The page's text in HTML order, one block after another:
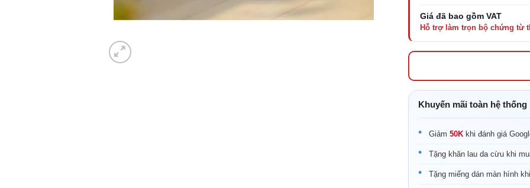
Khuyến mãi toàn hệ thống
Giảm 50K khi đánh giá
Tặng khăn lau da cừu khi
Tặng miếng dán màn hình